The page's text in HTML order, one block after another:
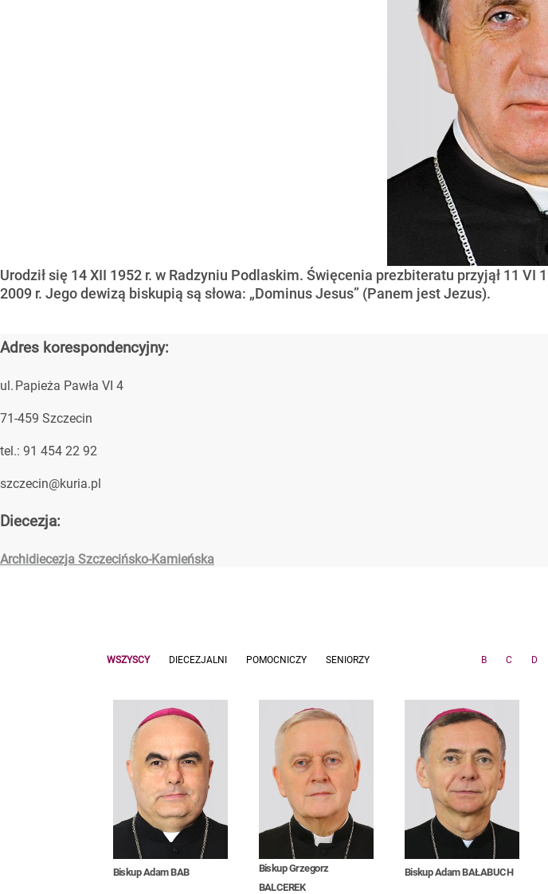
Urodził się 14 XII 1952 r. w Radzyniu Podlaskim. Święcenia prezbiteratu przyjął 11
2009 r. Jego dewizą biskupią są słowa: „Dominus Jesus” (Panem jest Jezus).
Adres korespondencyjny:
ul. Papieża Pawła VI 4
71-459 Szczecin
tel.: 91 454 22 92
szczecin@kuria.pl
Diecezja:
Archidiecezja Szczecińsko-Kamieńska
WSZYSCY DIECEZJALNI POMOCNICZY SENIORZY B C D
Biskup Adam BAB
Biskup Grzegorz
BALCEREK
Biskup Adam BAŁABUCH